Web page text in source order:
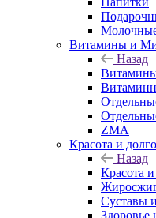
Витамины и
Назад
ZMA
Красота и
Назад
Красота
Суставы
Здоровье